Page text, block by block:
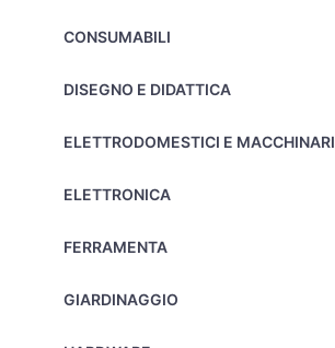
CONSUMABILI
DISEGNO E DIDATTICA
ELETTRODOMESTICI E MACCHINARI
ELETTRONICA
FERRAMENTA
GIARDINAGGIO